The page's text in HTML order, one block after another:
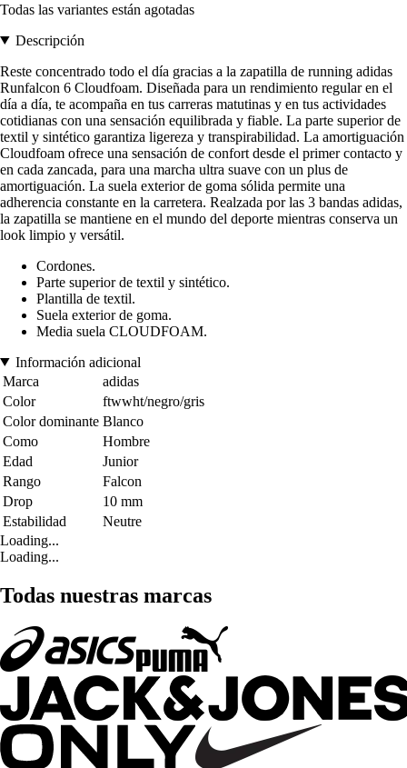
Todas las variantes están agotadas
Descripción
Reste concentrado todo el día gracias a la zapatilla de running adidas
Runfalcon 6 Cloudfoam. Diseñada para un rendimiento regular en el
día a día, te acompaña en tus carreras matutinas y en tus actividades
cotidianas con una sensación equilibrada y fiable. La parte superior de
textil y sintético garantiza ligereza y transpirabilidad. La amortiguación
Cloudfoam ofrece una sensación de confort desde el primer contacto y
en cada zancada, para una marcha ultra suave con un plus de
amortiguación. La suela exterior de goma sólida permite una
adherencia constante en la carretera. Realzada por las 3 bandas adidas,
la zapatilla se mantiene en el mundo del deporte mientras conserva un
look limpio y versátil.
Cordones.
Parte superior de textil y sintético.
Plantilla de textil.
Suela exterior de goma.
Media suela CLOUDFOAM.
Información adicional
Marca
adidas
Color
ftwwht/negro/gris
Color dominante Blanco
Como
Hombre
Edad
Junior
Rango
Falcon
Drop
10 mm
Estabilidad
Neutre
Loading...
Loading...
Todas nuestras marcas